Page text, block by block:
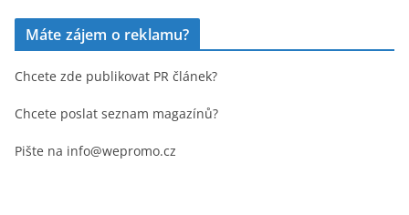
Máte zájem o reklamu?
Chcete zde publikovat PR článek?
Chcete poslat seznam magazínů?
Pište na info@wepromo.cz